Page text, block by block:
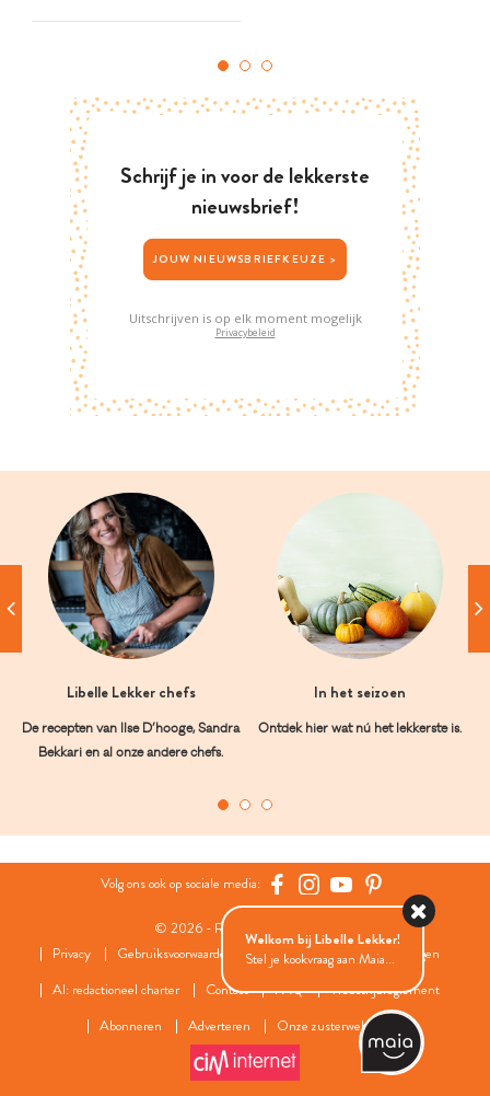
Schrijf je in voor de lekkerste
nieuwsbrief!
JOUW NIEUWSBRIEFKEUZE >
Uitschrijven is op elk moment mogelijk
Privacybeleid
Libelle Lekker chefs
De recepten van Ilse D’hooge, Sandra
Bekkari en al onze andere chefs.
In het seizoen
Ontdek hier wat nú het lekkerste is.
Volg ons ook op sociale media:
© 2026 - Roularta Media Group
Privacy
Gebruiksvoorwaarden Cookies
Cookies instellingen
AI: redactioneel charter
Contact FAQ
Wedstrijdreglement
Abonneren
Adverteren Onze zusterwebsites
Welkom bij Libelle Lekker!
Stel je kookvraag aan Maia...